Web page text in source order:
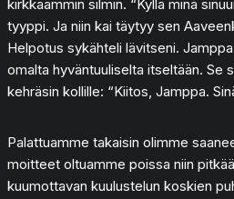
kirkkaammin silmin. “Kyllä minä
tyyppi. Ja niin kai täytyy sen
Helpotus sykähteli lävitseni.
omalta hyväntuuliselta itseltään. Se
kehräsin kollille: “Kiitos, Jamppa.
Palattuamme takaisin olimme
moitteet oltuamme poissa niin
kuumottavan kuulustelun koskien